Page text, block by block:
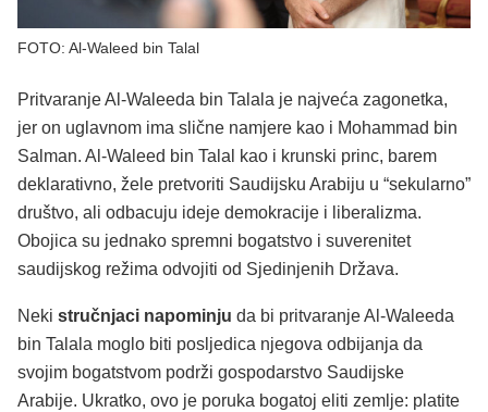
FOTO: Al-Waleed bin Talal
Pritvaranje Al-Waleeda bin Talala je najveća zagonetka,
jer on uglavnom ima slične namjere kao i Mohammad bin
Salman. Al-Waleed bin Talal kao i krunski princ, barem
deklarativno, žele pretvoriti Saudijsku Arabiju u “sekularno”
društvo, ali odbacuju ideje demokracije i liberalizma.
Obojica su jednako spremni bogatstvo i suverenitet
saudijskog režima odvojiti od Sjedinjenih Država.
Neki stručnjaci napominju da bi pritvaranje Al-Waleeda
bin Talala moglo biti posljedica njegova odbijanja da
svojim bogatstvom podrži gospodarstvo Saudijske
Arabije. Ukratko, ovo je poruka bogatoj eliti zemlje: platite